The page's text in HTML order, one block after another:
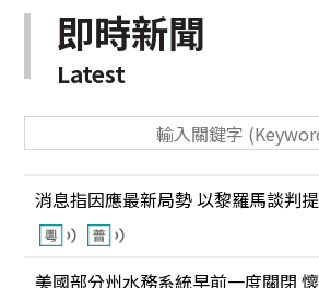
即時新聞
Latest
消息指因應最新局勢 以黎羅馬談判
美國部分州水務系統早前一度關閉